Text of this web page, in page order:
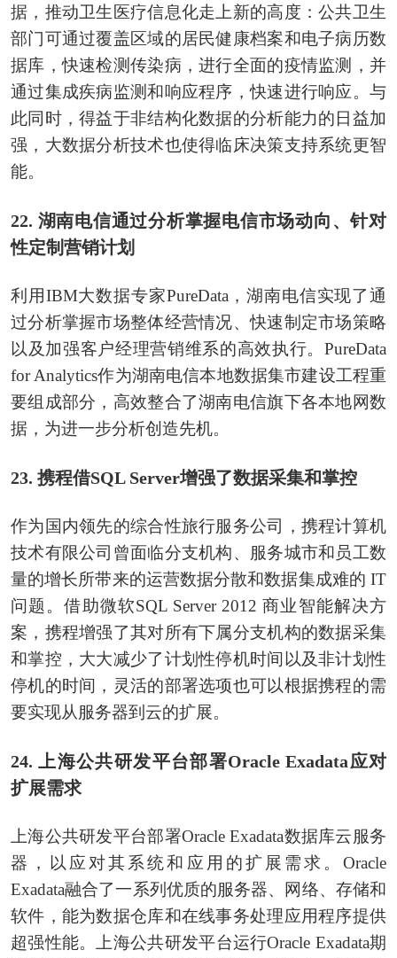
据，推动卫生医疗信息化走上新的高度：公共卫生
部门可通过覆盖区域的居民健康档案和电子病历数
据库，快速检测传染病，进行全面的疫情监测，并
通过集成疾病监测和响应程序，快速进行响应。与
此同时，得益于非结构化数据的分析能力的日益加
强，大数据分析技术也使得临床决策支持系统更智
能。
22. 湖南电信通过分析掌握电信市场动向、针对
性定制营销计划
利用IBM大数据专家PureData，湖南电信实现了通
过分析掌握市场整体经营情况、快速制定市场策略
以及加强客户经理营销维系的高效执行。PureData
for Analytics作为湖南电信本地数据集市建设工程重
要组成部分，高效整合了湖南电信旗下各本地网数
据，为进一步分析创造先机。
23. 携程借SQL Server增强了数据采集和掌控
作为国内领先的综合性旅行服务公司，携程计算机
技术有限公司曾面临分支机构、服务城市和员工数
量的增长所带来的运营数据分散和数据集成难的 IT
问题。借助微软SQL Server 2012 商业智能解决方
案，携程增强了其对所有下属分支机构的数据采集
和掌控，大大减少了计划性停机时间以及非计划性
停机的时间，灵活的部署选项也可以根据携程的需
要实现从服务器到云的扩展。
24. 上海公共研发平台部署Oracle Exadata应对
扩展需求
上海公共研发平台部署Oracle Exadata数据库云服务
器，以应对其系统和应用的扩展需求。Oracle
Exadata融合了一系列优质的服务器、网络、存储和
软件，能为数据仓库和在线事务处理应用程序提供
超强性能。上海公共研发平台运行Oracle Exadata期